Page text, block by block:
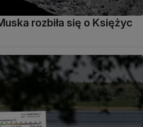
rozbiła się o Księżyc